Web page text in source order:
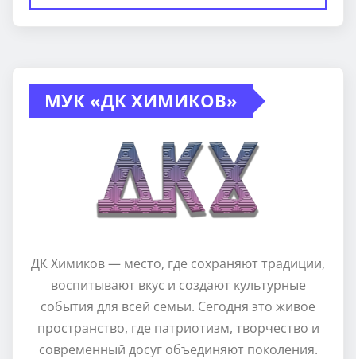
МУК «ДК ХИМИКОВ»
ДК Химиков — место, где сохраняют традиции,
воспитывают вкус и создают культурные
события для всей семьи. Сегодня это живое
пространство, где патриотизм, творчество и
современный досуг объединяют поколения.